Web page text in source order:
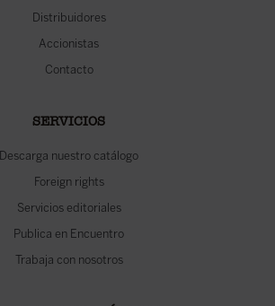
Distribuidores
Accionistas
Contacto
SERVICIOS
Descarga nuestro catálogo
Foreign rights
Servicios editoriales
Publica en Encuentro
Trabaja con nosotros